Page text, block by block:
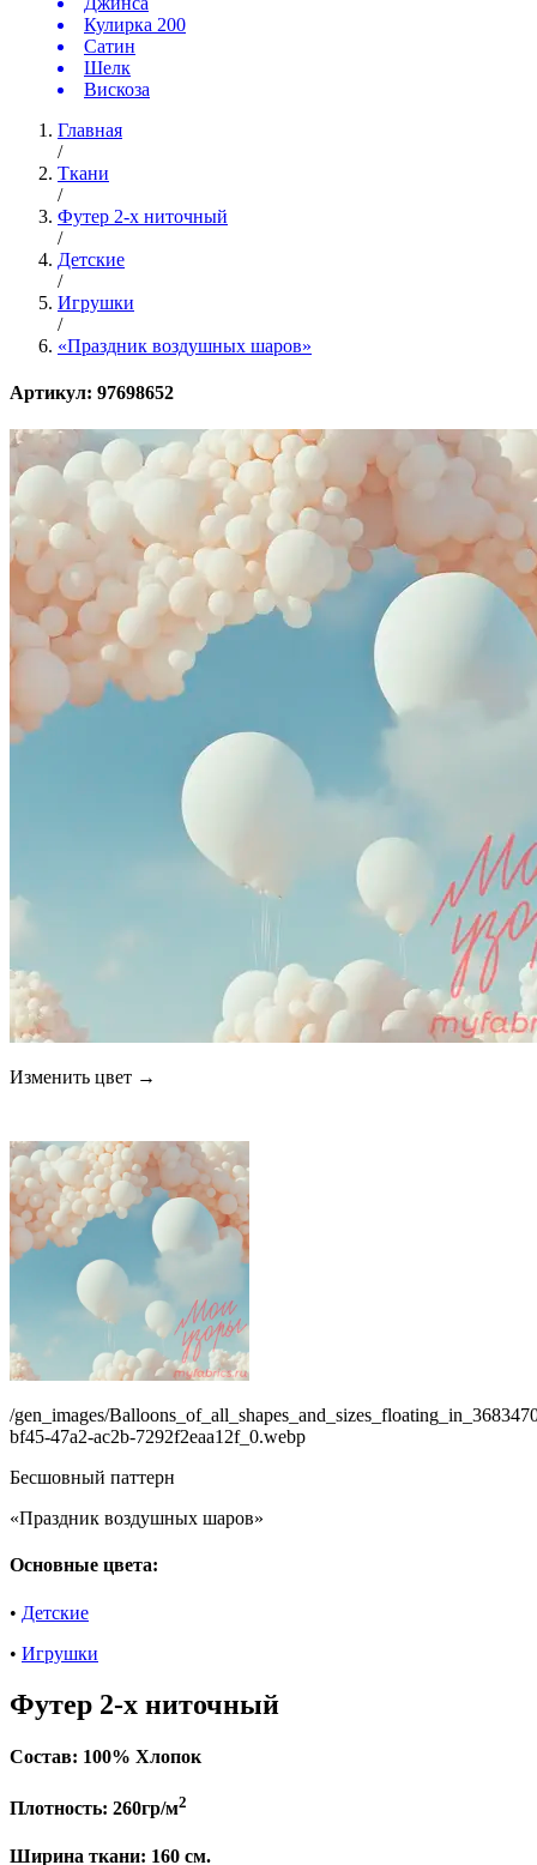
Кулирка 200
Сатин
Шелк
Вискоза
Главная
/
Ткани
/
Футер 2-х ниточный
/
Детские
/
Игрушки
/
«Праздник воздушных шаров»
Артикул: 97698652
Изменить цвет →
/gen_images/
bf45-47a2-ac2b-7292f2eaa12f_0.webp
Бесшовный паттерн
«Праздник воздушных шаров»
Основные цвета:
• Детские
• Игрушки
Футер 2-х ниточный
Состав: 100% Хлопок
Плотность: 260гр/м2
Ширина ткани: 160 см.